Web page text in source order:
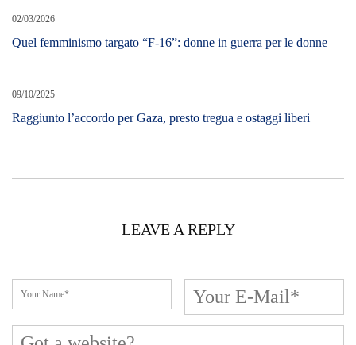
02/03/2026
Quel femminismo targato “F-16”: donne in guerra per le donne
09/10/2025
Raggiunto l’accordo per Gaza, presto tregua e ostaggi liberi
LEAVE A REPLY